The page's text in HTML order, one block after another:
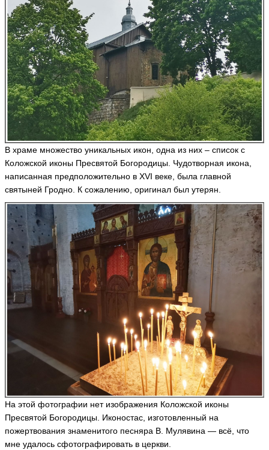
В храме множество уникальных икон, одна из них – список с
Коложской иконы Пресвятой Богородицы. Чудотворная икона,
написанная предположительно в XVI веке, была главной
святыней Гродно. К сожалению, оригинал был утерян.
На этой фотографии нет изображения Коложской иконы
Пресвятой Богородицы. Иконостас, изготовленный на
пожертвования знаменитого песняра В. Мулявина — всё, что
мне удалось сфотографировать в церкви.